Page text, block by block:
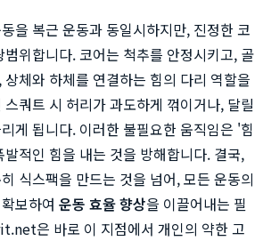
을 복근 운동과 동일시하지만, 진정한 코
위합니다. 코어는 척추를 안정시키고, 골
체와 하체를 연결하는 힘의 다리 역할을
쿼트 시 허리가 과도하게 꺾이거나, 달릴
게 됩니다. 이러한 불필요한 움직임은 '힘
적인 힘을 내는 것을 방해합니다. 결국,
식스팩을 만드는 것을 넘어, 모든 운동의
보하여 운동 효율 향상을 이끌어내는 필
은 바로 이 지점에서 개인의 약한 고